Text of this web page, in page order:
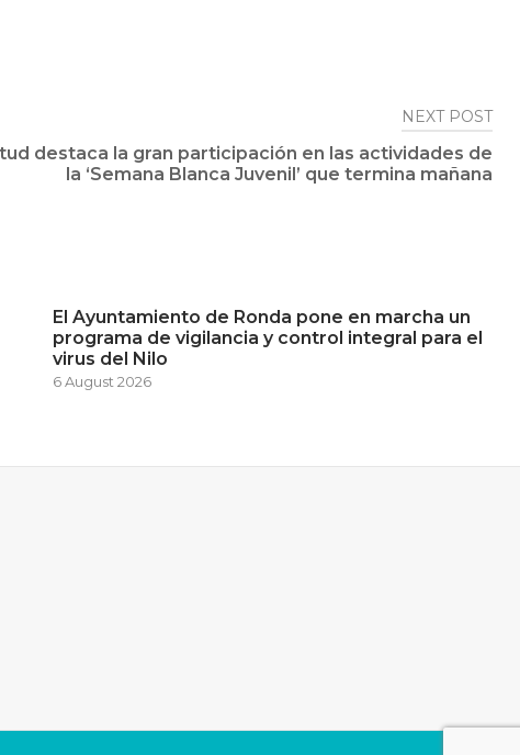
NEXT POST
destaca la gran participación en las actividades de
la ‘Semana Blanca Juvenil’ que termina mañana
El Ayuntamiento de Ronda pone en marcha un
programa de vigilancia y control integral para el
virus del Nilo
6 August 2026